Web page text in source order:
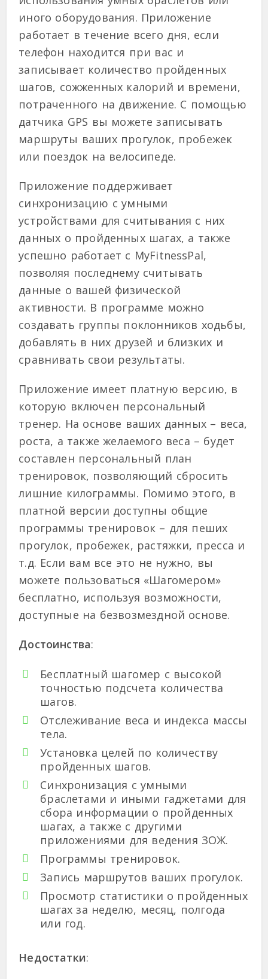
иного оборудования. Приложение
работает в течение всего дня, если
телефон находится при вас и
записывает количество пройденных
шагов, сожженных калорий и времени,
потраченного на движение. С помощью
датчика GPS вы можете записывать
маршруты ваших прогулок, пробежек
или поездок на велосипеде.
Приложение поддерживает
синхронизацию с умными
устройствами для считывания с них
данных о пройденных шагах, а также
успешно работает с MyFitnessPal,
позволяя последнему считывать
данные о вашей физической
активности. В программе можно
создавать группы поклонников ходьбы,
добавлять в них друзей и близких и
сравнивать свои результаты.
Приложение имеет платную версию, в
которую включен персональный
тренер. На основе ваших данных – веса,
роста, а также желаемого веса – будет
составлен персональный план
тренировок, позволяющий сбросить
лишние килограммы. Помимо этого, в
платной версии доступны общие
программы тренировок – для пеших
прогулок, пробежек, растяжки, пресса и
т.д. Если вам все это не нужно, вы
можете пользоваться «Шагомером»
бесплатно, используя возможности,
доступные на безвозмездной основе.
Достоинства:
Бесплатный шагомер с высокой
точностью подсчета количества
шагов.
Отслеживание веса и индекса массы
тела.
Установка целей по количеству
пройденных шагов.
Синхронизация с умными
браслетами и иными гаджетами для
сбора информации о пройденных
шагах, а также с другими
приложениями для ведения ЗОЖ.
Программы тренировок.
Запись маршрутов ваших прогулок.
Просмотр статистики о пройденных
шагах за неделю, месяц, полгода
или год.
Недостатки: